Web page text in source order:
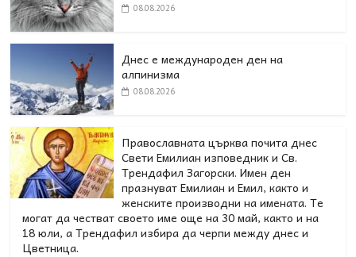
08.08.2026
Днес е международен ден на
алпинизма
08.08.2026
Православната църква почита днес
Свети Емилиан изповедник и Св.
Трендафил Загорски. Имен ден
празнуват Емилиан и Емил, както и
женските производни на имената. Те
могат да честват своето име още на 30 май, както и на
18 юли, а Трендафил избира да черпи между днес и
Цветница.